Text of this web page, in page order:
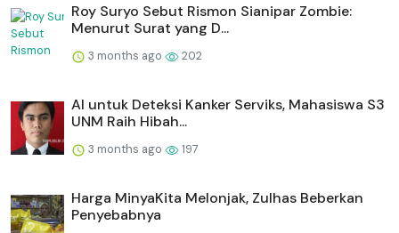
Roy Suryo Sebut Rismon Sianipar Zombie:
Menurut Surat yang D...
3 months ago 202
AI untuk Deteksi Kanker Serviks, Mahasiswa S3
UNM Raih Hibah...
3 months ago 197
Harga MinyaKita Melonjak, Zulhas Beberkan
Penyebabnya